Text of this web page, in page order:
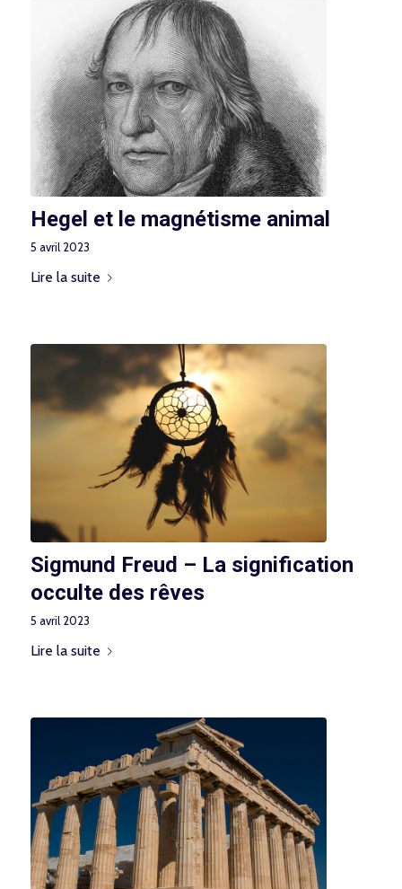
Hegel et le magnétisme animal
5 avril 2023
Lire la suite
Sigmund Freud – La signification
occulte des rêves
5 avril 2023
Lire la suite